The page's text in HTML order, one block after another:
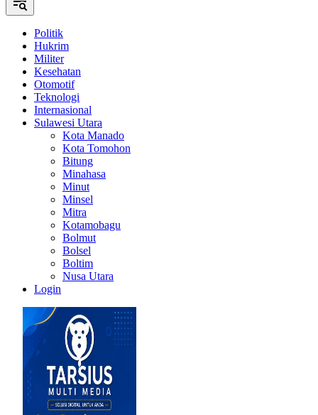
Politik
Hukrim
Militer
Kesehatan
Otomotif
Teknologi
Internasional
Sulawesi Utara
Kota Manado
Kota Tomohon
Bitung
Minahasa
Minut
Minsel
Mitra
Kotamobagu
Bolmut
Bolsel
Boltim
Nusa Utara
Login